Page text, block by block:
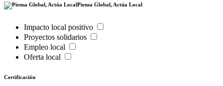
Piensa Global, Actúa Local
Impacto local positivo
Proyectos solidarios
Empleo local
Oferta local
Certificación